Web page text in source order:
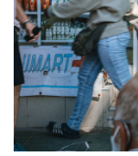
SHARE